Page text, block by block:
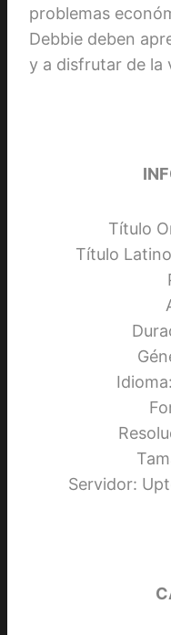
problemas
Debbie deben
y a disfrutar de la
Título
Título
Servidor: